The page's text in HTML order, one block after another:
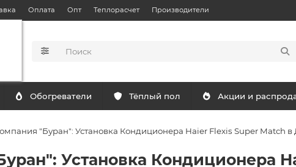
Оплата Опт Теплорасчет Производители
Обогреватели Тёплый пол Акции и
"Буран": Установка Кондиционера Haier Flexis Super Match в
Установка Кондиционера